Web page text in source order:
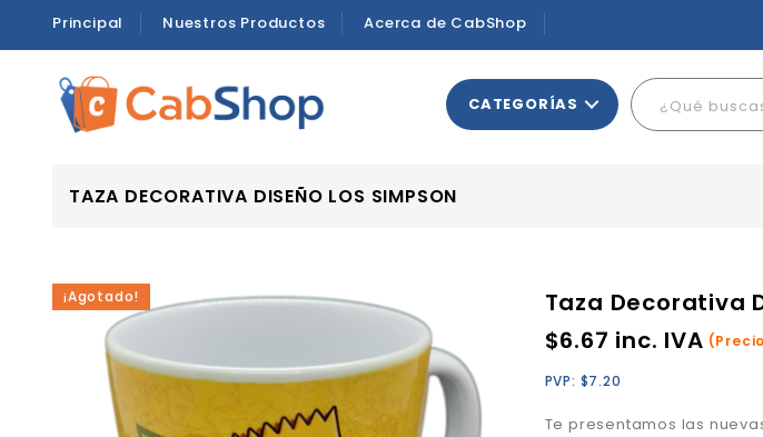
Principal Nuestros Productos Acerca de CabShop
CATEGORÍAS
TAZA DECORATIVA DISEÑO LOS SIMPSON
¡Agotado!
Taza Decorativa
$6.67 inc. IVA
PVP: $7.20
Te presentamos las